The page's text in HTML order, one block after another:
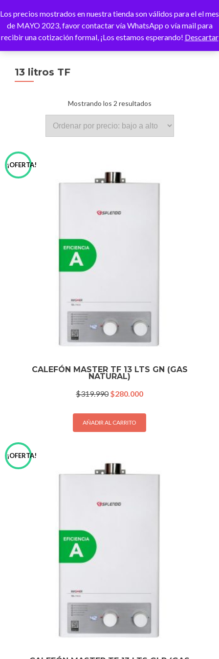
13 litros TF
Mostrando los 2 resultadosOrdenado
por
¡OFERTA!
CALEFÓN MASTER TF 13 LTS GN (GAS
NATURAL)
$319.990 El
original
era:
$319.990.
$280.000El
actual
$280.000.
AÑADIR AL CARRITO
¡OFERTA!
Los precios mostrados en nuestra tienda son válidos para el el mes
de MAYO 2023, favor contactar vía WhatsApp o vía mail para
recibir una cotización formal, ¡Los estamos esperando! Descartar